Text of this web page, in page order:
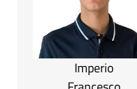
Imperio